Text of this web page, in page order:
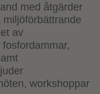
med åtgärder
av
workshoppar